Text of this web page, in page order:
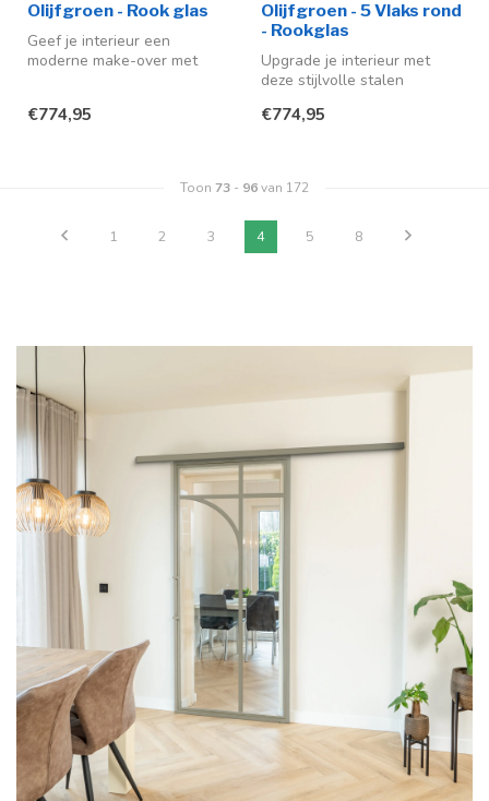
Olijfgroen - Rook glas
Geef je interieur een
moderne make-over met
€774,95
Olijfgroen - 5 Vlaks rond
- Rookglas
Upgrade je interieur met
deze stijlvolle stalen
ol...
€774,95
Toon 73 - 96van 172
1 2 3 4 5 8